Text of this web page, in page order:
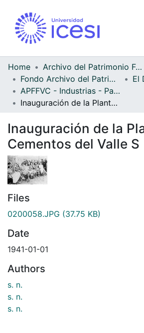
Home
Archivo del Patrimonio Fotográfico y Fílmico del Valle del Cauca
Fondo Archivo del Patrimonio Fotográfico y Fílmico del Valle del Cauca
El
APFFVC - Industrias - Patrimonial
Inauguración de la Planta de Cementos del Valle S
Inauguración de la
Cementos del Valle S
Files
0200058.JPG (37.75 KB)
Date
1941-01-01
Authors
s. n.
s. n.
s. n.